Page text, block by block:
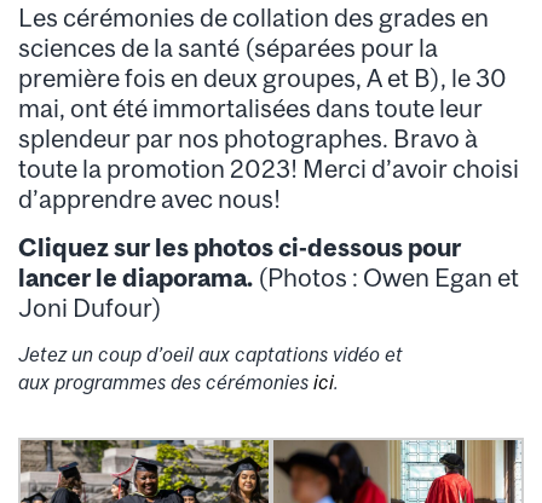
Les cérémonies de collation des grades en
sciences de la santé (séparées pour la
premièrefois en deux groupes, A et B), le 30
mai, ont été immortalisées dans toute leur
splendeur par nos photographes. Bravo à
toute la promotion 2023! Merci d’avoir choisi
d’apprendre avec nous!
Cliquez sur les photos ci-dessous pour
lancer le diaporama. (Photos : Owen Egan et
Joni Dufour)
Jetez un coup d’oeil aux captations vidéo et
aux programmes des cérémonies ici.